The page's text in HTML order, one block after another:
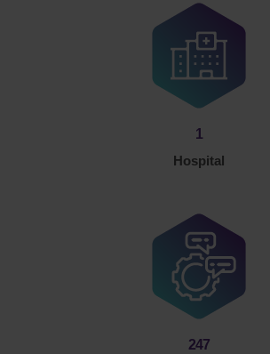
1
Hospital
247